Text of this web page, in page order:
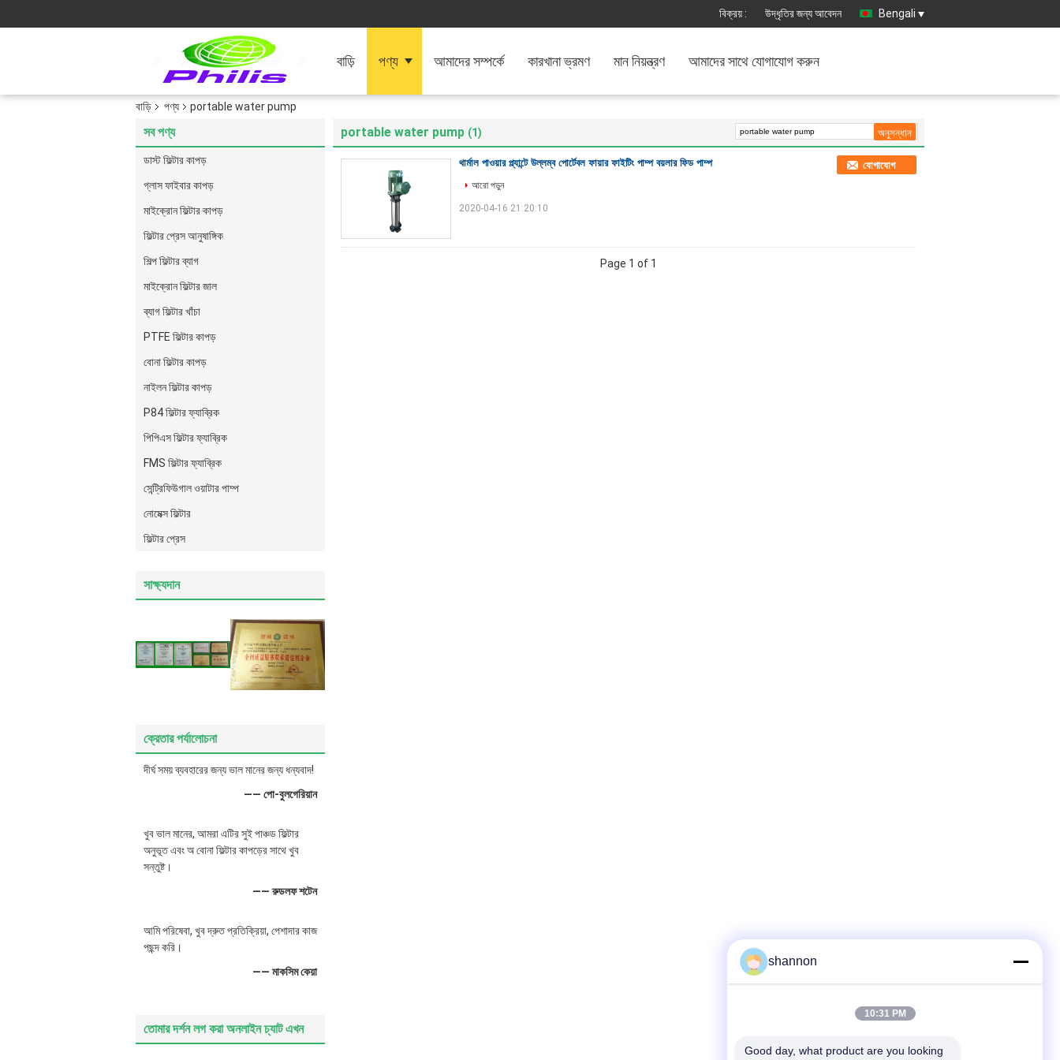
বিক্রয় : উদ্ধৃতির জন্য আবেদন Bengali
বাড়ি পণ্য আমাদের সম্পর্কে কারখানা ভ্রমণ মান নিয়ন্ত্রণ আমাদের সাথে যোগাযোগ করুন
বাড়ি পণ্য portable water pump
সব পণ্য
ডাস্ট ফিল্টার কাপড়
গ্লাস ফাইবার কাপড়
মাইক্রোন ফিল্টার কাপড়
ফিল্টার প্রেস আনুষাঙ্গিক
শিল্প ফিল্টার ব্যাগ
মাইক্রোন ফিল্টার জাল
ব্যাগ ফিল্টার খাঁচা
PTFE ফিল্টার কাপড়
বোনা ফিল্টার কাপড়
নাইলন ফিল্টার কাপড়
P84 ফিল্টার ফ্যাব্রিক
পিপিএস ফিল্টার ফ্যাব্রিক
FMS ফিল্টার ফ্যাব্রিক
সেন্ট্রিফিউগাল ওয়াটার পাম্প
নোমেক্স ফিল্টার
ফিল্টার প্রেস
সাক্ষ্যদান
ক্রেতার পর্যালোচনা
দীর্ঘ সময় ব্যবহারের জন্য ভাল মানের জন্য ধন্যবাদ!
—— পো-বুলগেরিয়ান
খুব ভাল মানের, আমরা এটির সুই পাঞ্চড ফিল্টার
অনুভূত এবং অ বোনা ফিল্টার কাপড়ের সাথে খুব
সন্তুষ্ট।
—— রুডলফ শটেন
আমি পরিষেবা, খুব দ্রুত প্রতিক্রিয়া, পেশাদার কাজ
পছন্দ করি।
—— মাকসিম কেয়া
তোমার দর্শন লগ করা অনলাইন চ্যাট এখন
portable water pump (1)
থার্মাল পাওয়ার প্ল্যান্টে উল্লম্ব পোর্টেবল ফায়ার ফাইটিং পাম্প বয়লার ফিড পাম্প যোগাযোগ
আরো পড়ুন
2020-04-16 21:20:10
Page 1 of 1
shannon
10:31 PM
Good day, what product are you looking